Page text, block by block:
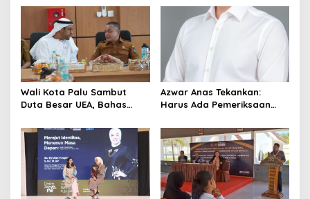
Sektor Jadi Prioritas
Wali Kota Palu Sambut
Duta Besar UEA, Bahas
Palu
Azwar Anas Tekankan:
Harus Ada Pemeriksaan
Pelanggaran AMDAL di
Lokasi CPM